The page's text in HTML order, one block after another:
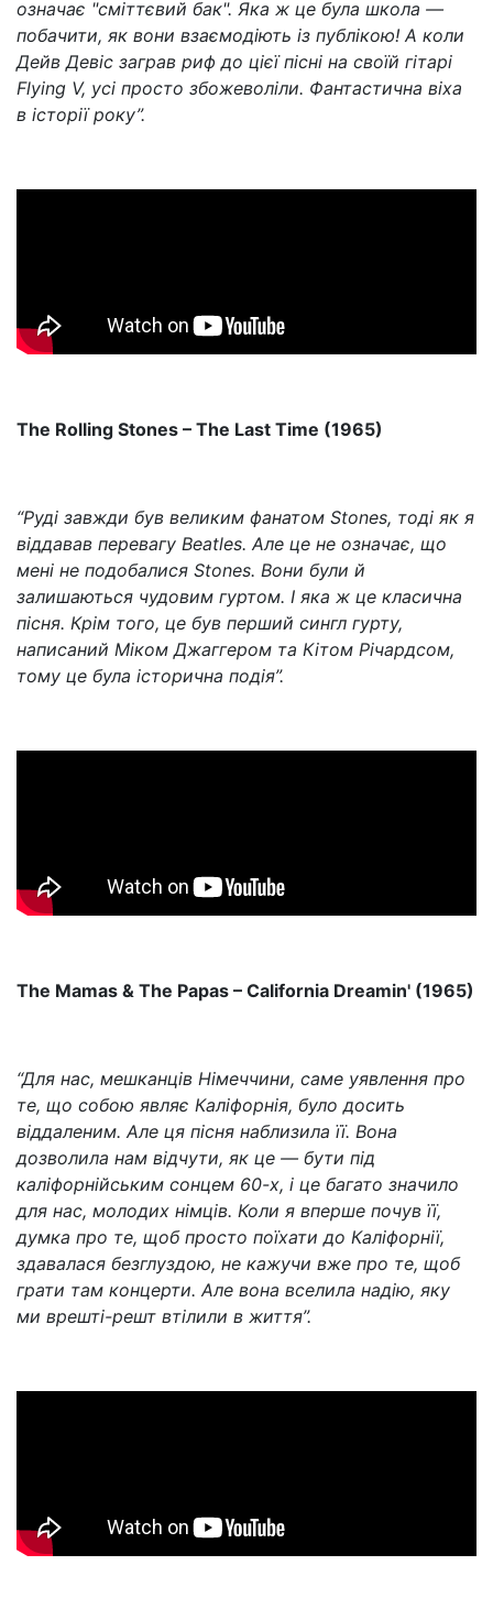
означає "сміттєвий бак". Яка ж це була школа —
побачити, як вони взаємодіють із публікою! А коли
Дейв Девіс заграв риф до цієї пісні на своїй гітарі
Flying V, усі просто збожеволіли. Фантастична віха
в історії року”.
The Rolling Stones – The Last Time (1965)
“Руді завжди був великим фанатом Stones, тоді як я
віддавав перевагу Beatles. Але це не означає, що
мені не подобалися Stones. Вони були й
залишаються чудовим гуртом. І яка ж це класична
пісня. Крім того, це був перший сингл гурту,
написаний Міком Джаггером та Кітом Річардсом,
тому це була історична подія”.
The Mamas & The Papas – California Dreamin' (1965)
“Для нас, мешканців Німеччини, саме уявлення про
те, що собою являє Каліфорнія, було досить
віддаленим. Але ця пісня наблизила її. Вона
дозволила нам відчути, як це — бути під
каліфорнійським сонцем 60-х, і це багато значило
для нас, молодих німців. Коли я вперше почув її,
думка про те, щоб просто поїхати до Каліфорнії,
здавалася безглуздою, не кажучи вже про те, щоб
грати там концерти. Але вона вселила надію, яку
ми врешті-решт втілили в життя”.